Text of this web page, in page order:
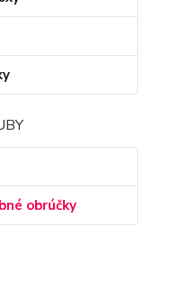
obrúčky